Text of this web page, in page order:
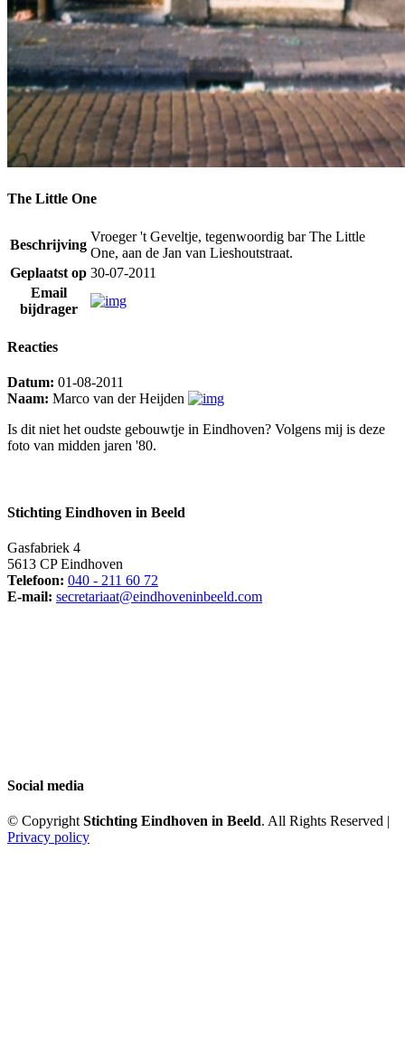
The Little One
Beschrijving
Vroeger 't Geveltje, tegenwoordig bar The Little
One, aan de Jan van Lieshoutstraat.
Geplaatst op 30-07-2011
Email
bijdrager
Reacties
Datum: 01-08-2011
Naam: Marco van der Heijden
Is dit niet het oudste gebouwtje in Eindhoven? Volgens mij is deze
foto van midden jaren '80.
Stichting Eindhoven in Beeld
Gasfabriek 4
5613 CP Eindhoven
Telefoon: 040 - 211 60 72
E-mail: secretariaat@eindhoveninbeeld.com
Social media
© CopyrightStichting Eindhoven in Beeld. All Rights Reserved |
Privacy policy